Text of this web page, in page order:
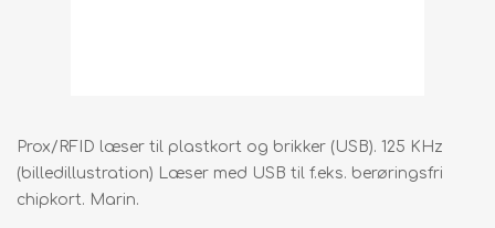
Prox/RFID læser til plastkort og brikker (USB). 125 KHz
(billedillustration) Læser med USB til f.eks. berøringsfri
chipkort. Marin.